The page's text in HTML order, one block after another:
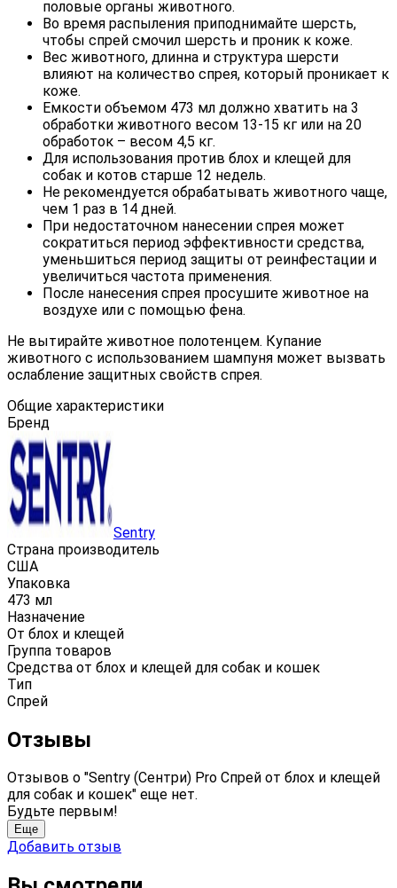
половые органы животного.
Во время распыления приподнимайте шерсть,
чтобы спрей смочил шерсть и проник к коже.
Вес животного, длинна и структура шерсти
влияют на количество спрея, который проникает к
коже.
Емкости объемом 473 мл должно хватить на 3
обработки животного весом 13-15 кг или на 20
обработок – весом 4,5 кг.
Для использования против блох и клещей для
собак и котов старше 12 недель.
Не рекомендуется обрабатывать животного чаще,
чем 1 раз в 14 дней.
При недостаточном нанесении спрея может
сократиться период эффективности средства,
уменьшиться период защиты от реинфестации и
увеличиться частота применения.
После нанесения спрея просушите животное на
воздухе или с помощью фена.
Не вытирайте животное полотенцем. Купание
животного с использованием шампуня может вызвать
ослабление защитных свойств спрея.
Общие характеристики
Бренд
Sentry
Страна производитель
CША
Упаковка
473 мл
Назначение
От блох и клещей
Группа товаров
Средства от блох и клещей для собак и кошек
Тип
Спрей
Отзывы
Отзывов о "Sentry (Сентри) Pro Cпрей от блох и клещей
для собак и кошек" еще нет.
Будьте первым!
Еще
Добавить отзыв